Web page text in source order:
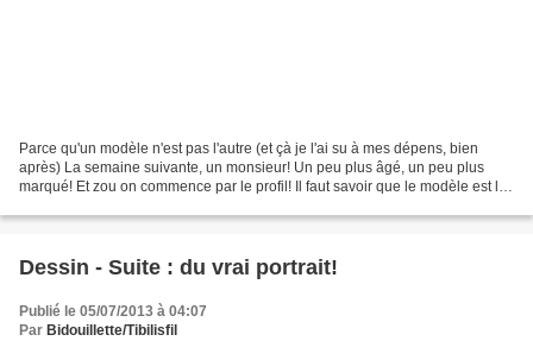
Parce qu'un modèle n'est pas l'autre (et çà je l'ai su à mes dépens, bien
après) La semaine suivante, un monsieur! Un peu plus âgé, un peu plus
marqué! Et zou on commence par le profil! Il faut savoir que le modèle est là
Dessin - Suite : du vrai portrait!
Publié le 05/07/2013 à 04:07
Par Bidouillette/Tibilisfil